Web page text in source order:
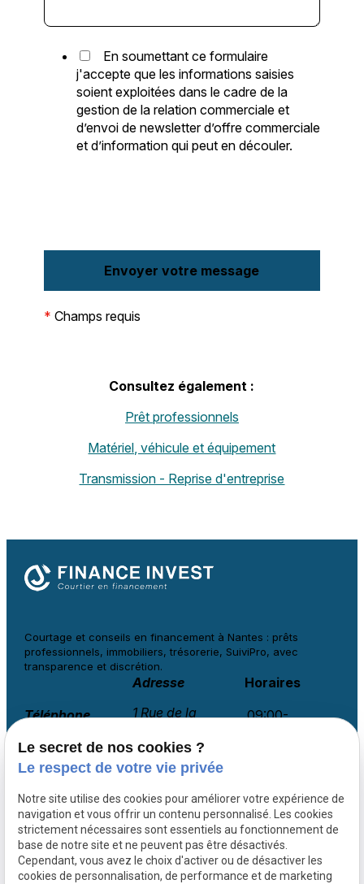
En soumettant ce formulaire
j'accepte que les informations saisies
soient exploitées dans le cadre de la
gestion de la relation commerciale et
d’envoi de newsletter d’offre commerciale
et d’information qui peut en découler.
* Champs requis
Consultez également :
Prêt professionnels
Matériel, véhicule et équipement
Transmission - Reprise d'entreprise
Courtage et conseils en financement à Nantes : prêts
professionnels, immobiliers, trésorerie, SuiviPro, avec
transparence et discrétion.
Téléphone
02 78 77 14 36
Adresse
1 Rue de la
Rocard
44120 VERTOU
Horaires
09:00-
Courtier financement Vendée
Courtier financement Ille-et-Vilaine
Courtier financement Maine-et-Loire
Le secret de nos cookies ?
Le respect de votre vie privée
Notre site utilise des cookies pour améliorer votre expérience de
navigation et vous offrir un contenu personnalisé. Les cookies
strictement nécessaires sont essentiels au fonctionnement de
base de notre site et ne peuvent pas être désactivés.
Cependant, vous avez le choix d'activer ou de désactiver les
cookies de personnalisation, de performance et de marketing